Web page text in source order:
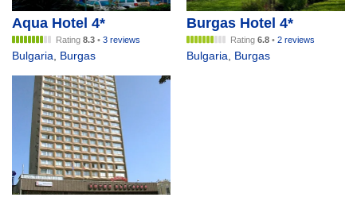
Aqua Hotel 4*
Rating 8.3 • 3 reviews
Bulgaria, Burgas
Burgas Hotel 4*
Rating 6.8 • 2 reviews
Bulgaria, Burgas